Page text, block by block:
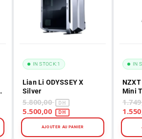
Lian Li ODYSSEY X
Silver
5.800,00
IN STOCK:1
AJOUTER AU PANIER
Mini
IN